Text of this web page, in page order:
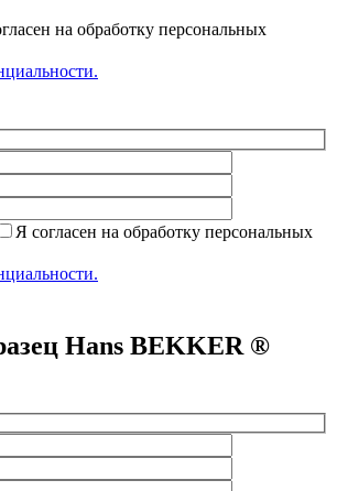
на обработку персональных
Я согласен на обработку персональных
Hans BEKKER ®